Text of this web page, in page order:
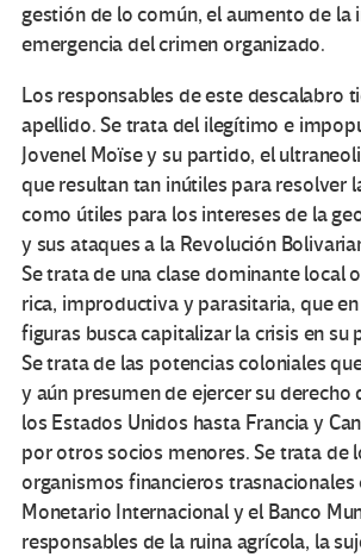
gestión de lo común, el aumento de la
emergencia del crimen organizado.
Los responsables de este descalabro
apellido. Se trata del ilegítimo e
Jovenel Moïse y su partido, el
que resultan tan inútiles para resolver
como útiles para los intereses de la
y sus ataques a la Revolución
Se trata de una clase dominante local
rica, improductiva y parasitaria, que en
figuras busca capitalizar la crisis en su
Se trata de las potencias coloniales
y aún presumen de ejercer su derecho
los Estados Unidos hasta Francia y
por otros socios menores. Se trata de
organismos financieros
Monetario Internacional y el Banco
responsables de la ruina agrícola, la